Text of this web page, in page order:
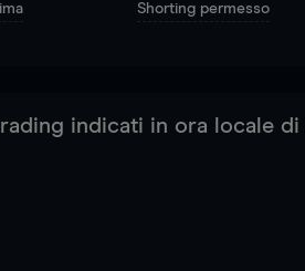
Shorting permesso
indicati in ora locale di